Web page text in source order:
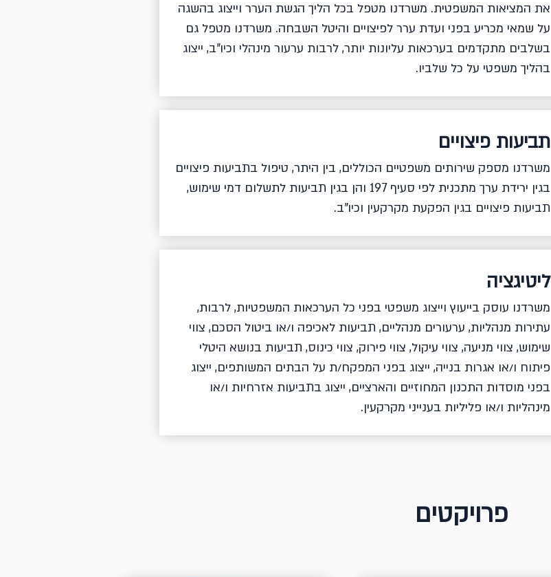
את המציאות המשפטית. משרדנו מטפל בכל הליך הגשת הערר וייצוג בהשגה
על שמאי מכריע בפני ועדת ערר לפיצויים והיטל השבחה. משרדנו מטפל גם
בשלבים מתקדמים בערכאות עליונות יותר, לרבות ערעור מינהלי וכיו"ב, ייצוג
בהליך משפטי על כל שלביו.
תביעות פיצויים
משרדנו מספק שירותים משפטיים הכוללים, בין היתר, טיפול בתביעות פיצויים
בגין ירידת ערך מתכנית לפי סעיף 197 והן בגין תביעות לתשלום דמי שימוש,
תביעות פיצויים בגין הפקעת מקרקעין וכיו"ב.
ליטיגציה
משרדנו עוסק בייעוץ וייצוג משפטי בפני כל הערכאות המשפטיות, לרבות,
עתירות מנהליות, ערעורים מנהליים, תביעות לאכיפה ו/או ביטול הסכם, צווי
שימוש, צווי מניעה, צווי עיקול, צווי פירוק, צווי כינוס, תביעות בנושא היטלי
פיתוח ו/או אגרות בנייה, ייצוג בפני המפקח/ת על הבתים המשותפים, ייצוג
בפני מוסדות התכנון המחוזיים והארציים, ייצוג בתביעות אזרחיות ו/או
מינהליות ו/או פליליות בענייני מקרקעין.
פרויקטים